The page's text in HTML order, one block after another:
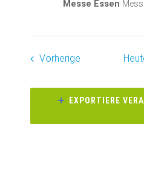
Messe Essen
Vorherige
EXPORTIERE